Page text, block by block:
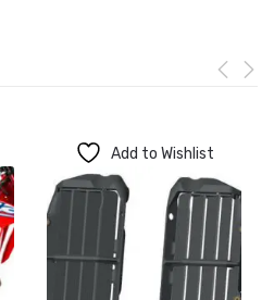
Add to Wishlist